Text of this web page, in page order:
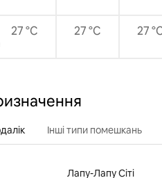
27 °C 27 °C 27
Інші типи помешкань
Лапу-Лапу Сіті